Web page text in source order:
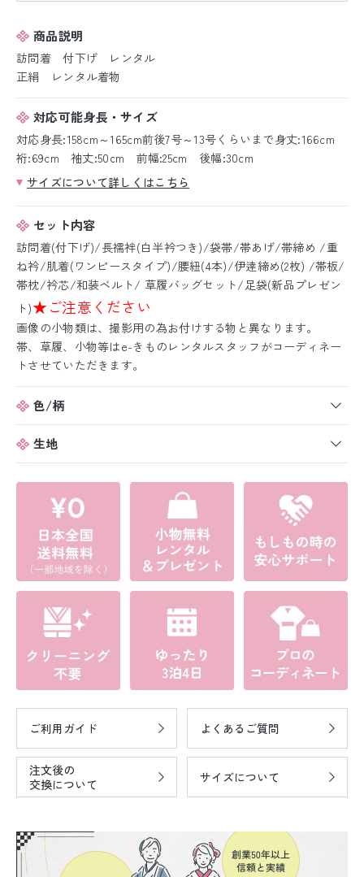
商品説明
訪問着 付下げ レンタル
正絹 レンタル着物
対応可能身長・サイズ
対応身長:158cm～165cm前後7号～13号くらいまで身丈:166cm
裄:69cm 袖丈:50cm 前幅:25cm 後幅:30cm
サイズについて詳しくはこちら
セット内容
訪問着(付下げ)/長襦袢(白半衿つき)/袋帯/帯あげ/帯締め /重
ね衿/肌着(ワンピースタイプ)/腰紐(4本)/伊逹締め(2枚) /帯板/
帯枕/衿芯/和装ベルト/ 草履バッグセット/足袋(新品プレゼン
ト)★ご注意ください
画像の小物類は、撮影用の為お付けする物と異なります。
帯、草履、小物等はe-きものレンタルスタッフがコーディネー
トさせていただきます。
色/柄
生地
ご利用ガイド よくあるご質問
注文後の
交換について
サイズについて